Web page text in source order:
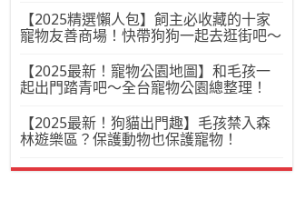
【2025精選懶人包】飼主必收藏的十家
寵物友善商場！快帶狗狗一起去逛街吧～
【2025最新！寵物公園地圖】和毛孩一
起出門踏青吧～全台寵物公園總整理！
【2025最新！狗貓出門趣】毛孩禁入森
林遊樂區？保護動物也保護寵物！